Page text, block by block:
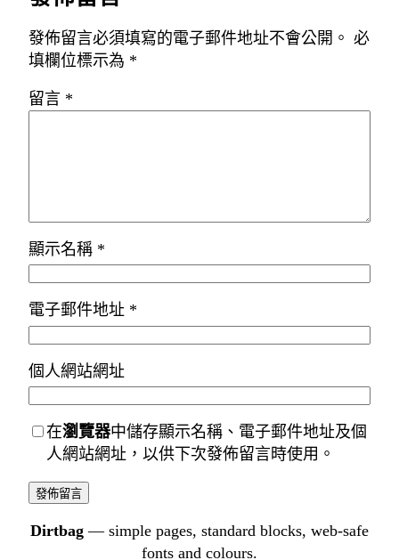
發佈留言必須填寫的電子郵件地址不會公開。 必
填欄位標示為 *
留言 *
顯示名稱 *
電子郵件地址 *
個人網站網址
在瀏覽器中儲存顯示名稱、電子郵件地址及個
人網站網址，以供下次發佈留言時使用。
Dirtbag — simple pages, standard blocks, web-safe
fonts and colours.